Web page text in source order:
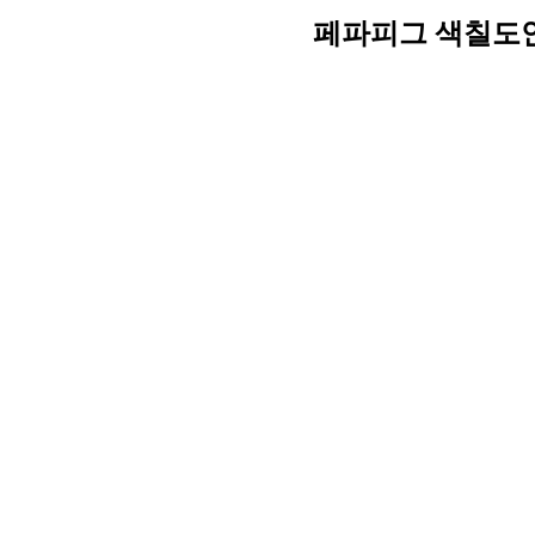
페파피그 색칠도